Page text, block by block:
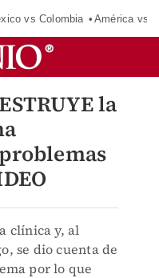
vs Colombia América vs
la
clínica y, al
se dio cuenta de
por lo que